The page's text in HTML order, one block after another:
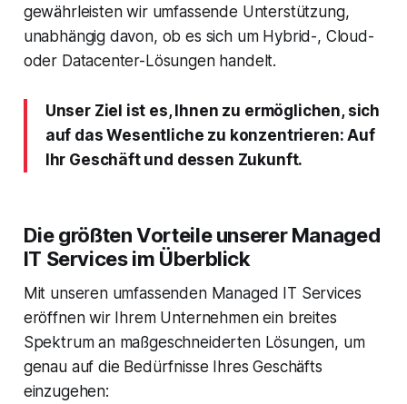
gewährleisten wir umfassende Unterstützung,
unabhängig davon, ob es sich um Hybrid-, Cloud-
oder Datacenter-Lösungen handelt.
Unser Ziel ist es, Ihnen zu ermöglichen, sich
auf das Wesentliche zu konzentrieren: Auf
Ihr Geschäft und dessen Zukunft.
Die größten Vorteile unserer Managed
IT Services im Überblick
Mit unseren umfassenden Managed IT Services
eröffnen wir Ihrem Unternehmen ein breites
Spektrum an maßgeschneiderten Lösungen, um
genau auf die Bedürfnisse Ihres Geschäfts
einzugehen: